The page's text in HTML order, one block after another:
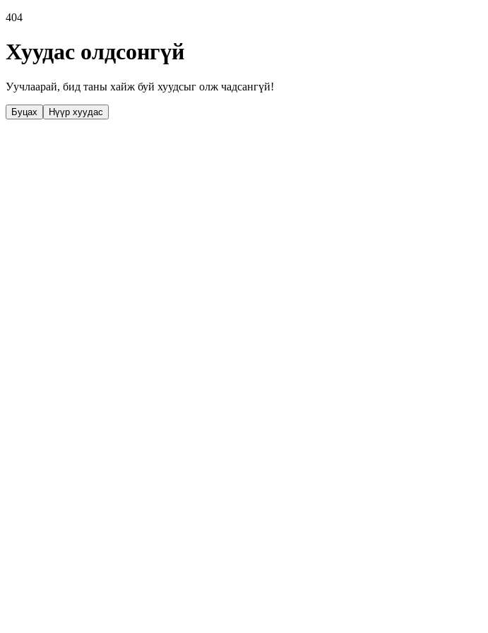
404
Хуудас олдсонгүй
Уучлаарай, бид таны хайж буй хуудсыг олж чадсангүй!
Буцах Нүүр хуудас